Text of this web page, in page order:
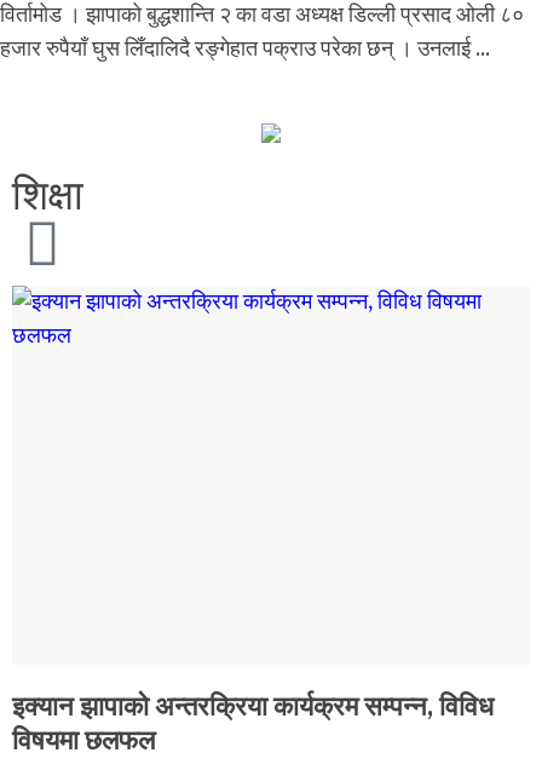
विर्तामोड । झापाको बुद्धशान्ति २ का वडा अध्यक्ष डिल्ली प्रसाद ओली ८०
हजार रुपैयाँ घुस लिँदालिदै रङ्गेहात पक्राउ परेका छन् । उनलाई ...
शिक्षा
इक्यान झापाको अन्तरक्रिया कार्यक्रम सम्पन्न, विविध
विषयमा छलफल